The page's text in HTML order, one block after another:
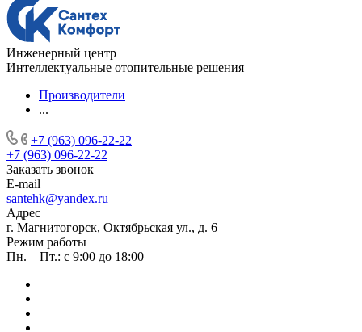
Инженерный центр
Интеллектуальные отопительные решения
Производители
...
+7 (963) 096-22-22
+7 (963) 096-22-22
Заказать звонок
E-mail
santehk@yandex.ru
Адрес
г. Магнитогорск, Октябрьская ул., д. 6
Режим работы
Пн. – Пт.: с 9:00 до 18:00